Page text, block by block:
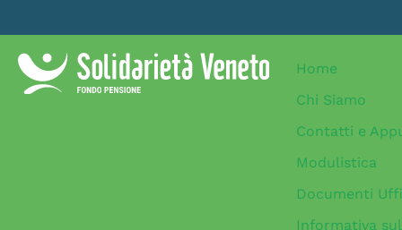
Home
Chi Siamo
Contatti e
Modulistica
Documenti
Informativa